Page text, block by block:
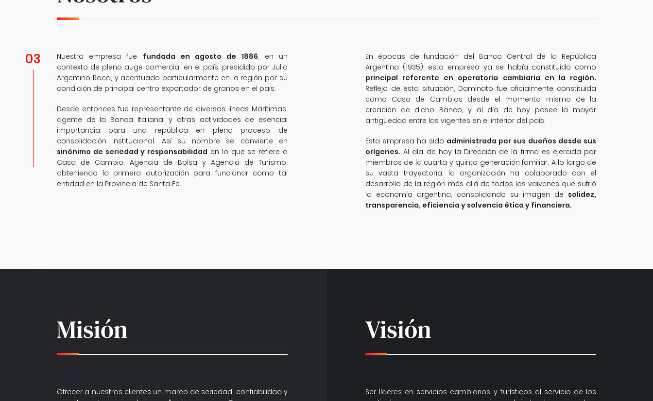
03 Nuestra empresa fue fundada en agosto de 1886, en un
contexto de pleno auge comercial en el país, presidido por Julio
Argentino Roca, y acentuado particularmente en la región por su
condición de principal centro exportador de granos en el país.
Desde entonces fue representante de diversas líneas Marítimas,
agente de la Banca Italiana, y otras actividades de esencial
importancia para una república en pleno proceso de
consolidación institucional. Así su nombre se convierte en
sinónimo de seriedad y responsabilidad en lo que se refiere a
Casa de Cambio, Agencia de Bolsa y Agencia de Turismo,
obteniendo la primera autorización para funcionar como tal
entidad en la Provincia de Santa Fe.
En épocas de fundación del Banco Central de la República
Argentina (1935), esta empresa ya se había constituido como
principal referente en operatoria cambiaria en la región.
Reflejo de esta situación, Daminato fue oficialmente constituida
como Casa de Cambios desde el momento mismo de la
creación de dicho Banco, y al día de hoy posee la mayor
antigüedad entre las vigentes en el interior del país.
Esta empresa ha sido administrada por sus dueños desde sus
orígenes. Al día de hoy la Dirección de la firma es ejercida por
miembros de la cuarta y quinta generación familiar. A lo largo de
su vasta trayectoria, la organización ha colaborado con el
desarrollo de la región más allá de todos los vaivenes que sufrió
la economía argentina, consolidando su imagen de solidez,
transparencia, eficiencia y solvencia ética y financiera.
Misión
Ofrecer a nuestros clientes un marco de seriedad, confiabilidad y
Visión
Ser líderes en servicios cambiarios y turísticos al servicio de los